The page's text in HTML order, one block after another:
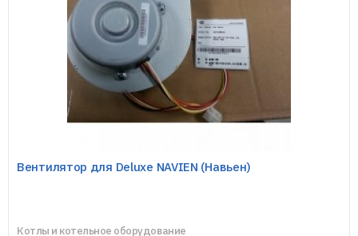
Вентилятор для Deluxe NAVIEN (Навьен)
Котлы и котельное оборудование